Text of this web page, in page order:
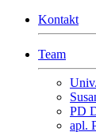
Kontakt
Team
PD
apl.